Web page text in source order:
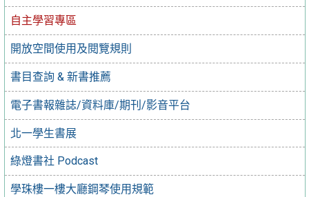
自主學習專區
開放空間使用及閱覽規則
書目查詢 & 新書推薦
電子書報雜誌/資料庫/期刊/影音平台
北一學生書展
綠燈書社 Podcast
學珠樓一樓大廳鋼琴使用規範